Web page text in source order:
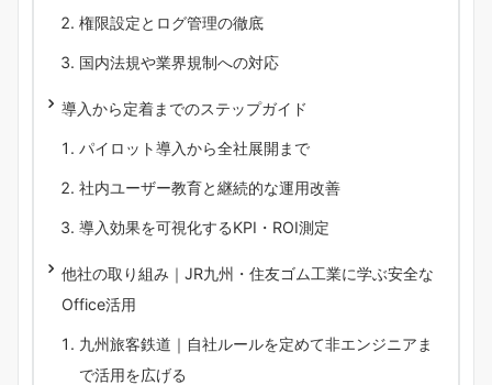
権限設定とログ管理の徹底
国内法規や業界規制への対応
導入から定着までのステップガイド
パイロット導入から全社展開まで
社内ユーザー教育と継続的な運用改善
導入効果を可視化するKPI・ROI測定
他社の取り組み｜JR九州・住友ゴム工業に学ぶ安全な
Office活用
九州旅客鉄道｜自社ルールを定めて非エンジニアま
で活用を広げる